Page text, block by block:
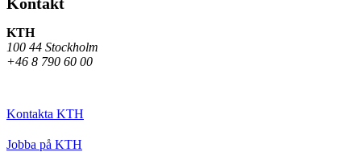
KTH
100 44 Stockholm
+46 8 790 60 00
Kontakta KTH
Jobba på KTH